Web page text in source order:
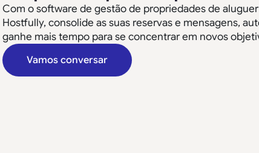
Com o software de gestão de propriedades de
Hostfully, consolide as suas reservas e mensagens,
ganhe mais tempo para se concentrar em novos
Vamos conversar